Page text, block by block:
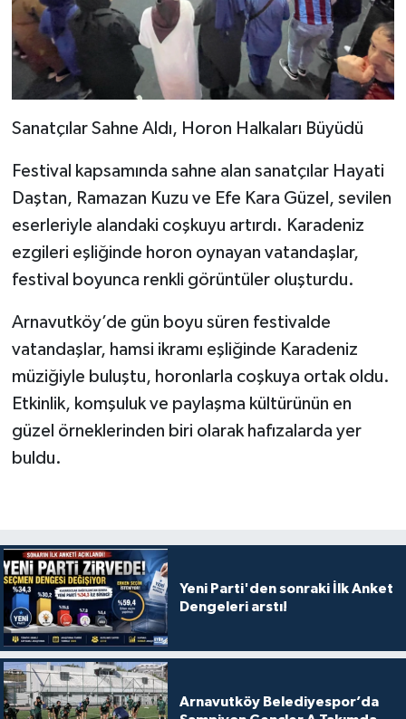
Sanatçılar Sahne Aldı, Horon Halkaları Büyüdü
Festival kapsamında sahne alan sanatçılar Hayati
Daştan, Ramazan Kuzu ve Efe Kara Güzel, sevilen
eserleriyle alandaki coşkuyu artırdı. Karadeniz
ezgileri eşliğinde horon oynayan vatandaşlar,
festival boyunca renkli görüntüler oluşturdu.
Arnavutköy’de gün boyu süren festivalde
vatandaşlar, hamsi ikramı eşliğinde Karadeniz
müziğiyle buluştu, horonlarla coşkuya ortak oldu.
Etkinlik, komşuluk ve paylaşma kültürünün en
güzel örneklerinden biri olarak hafızalarda yer
buldu.
Yeni Parti'den sonraki İlk Anket
Dengeleri arstı!
Arnavutköy Belediyespor’da